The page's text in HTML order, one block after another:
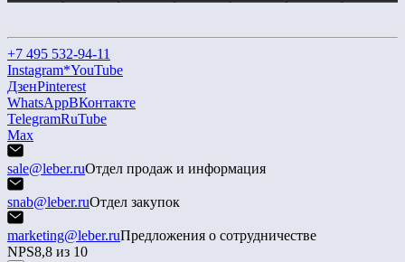
+7 495 532-94-11
Instagram*YouTube
ДзенPinterest
WhatsAppВКонтакте
TelegramRuTube
Max
sale@leber.ruОтдел продаж и информация
snab@leber.ruОтдел закупок
marketing@leber.ruПредложения о сотрудничестве
NPS8,8 из 10